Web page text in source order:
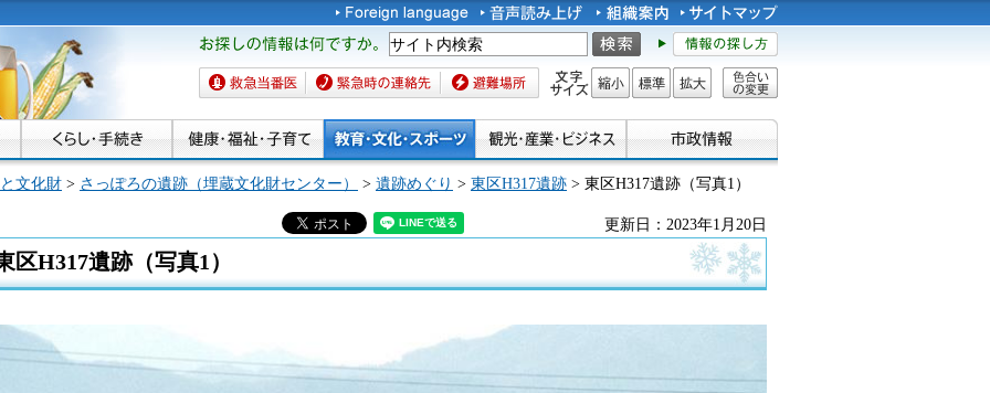
お探しの情報は何です
か。
救急当番医 緊急時の連絡先 避難場所 文字サイズ
縮小 標準 拡大
色合い
文化財 > さっぽろの遺跡（埋蔵文化財センター） > 遺跡めぐり > 東区H317遺跡 > 東区H317遺跡（写真1）
更新日：2023年1月20日
区H317遺跡（写真1）